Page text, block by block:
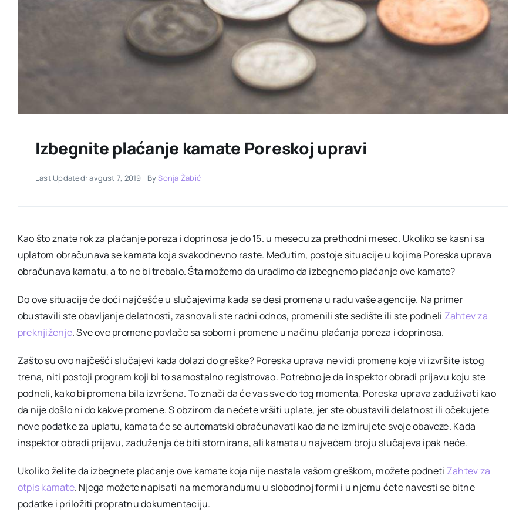
Izbegnite plaćanje kamate Poreskoj upravi
Last Updated: avgust 7, 2019 BySonja Žabić
Kao što znate rok za plaćanje poreza i doprinosa je do 15. u mesecu za prethodni mesec. Ukoliko se kasni sa
uplatom obračunava se kamata koja svakodnevno raste. Međutim, postoje situacije u kojima Poreska uprava
obračunava kamatu, a to ne bi trebalo. Šta možemo da uradimo da izbegnemo plaćanje ove kamate?
Do ove situacije će doći najčešće u slučajevima kada se desi promena u radu vaše agencije. Na primer
obustavili ste obavljanje delatnosti, zasnovali ste radni odnos, promenili ste sedište ili ste podneli Zahtev za
preknjiženje. Sve ove promene povlače sa sobom i promene u načinu plaćanja poreza i doprinosa.
Zašto su ovo najčešći slučajevi kada dolazi do greške? Poreska uprava ne vidi promene koje vi izvršite istog
trena, niti postoji program koji bi to samostalno registrovao. Potrebno je da inspektor obradi prijavu koju ste
podneli, kako bi promena bila izvršena. To znači da će vas sve do tog momenta, Poreska uprava zaduživati kao
da nije došlo ni do kakve promene. S obzirom da nećete vršiti uplate, jer ste obustavili delatnost ili očekujete
nove podatke za uplatu, kamata će se automatski obračunavati kao da ne izmirujete svoje obaveze. Kada
inspektor obradi prijavu, zaduženja će biti stornirana, ali kamata u najvećem broju slučajeva ipak neće.
Ukoliko želite da izbegnete plaćanje ove kamate koja nije nastala vašom greškom, možete podneti Zahtev za
otpis kamate. Njega možete napisati na memorandumu u slobodnoj formi i u njemu ćete navesti se bitne
podatke i priložiti propratnu dokumentaciju.